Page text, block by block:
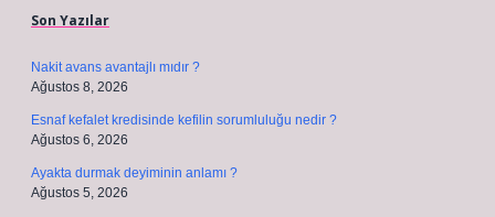
Son Yazılar
Nakit avans avantajlı mıdır ?
Ağustos 8, 2026
Esnaf kefalet kredisinde kefilin sorumluluğu nedir ?
Ağustos 6, 2026
Ayakta durmak deyiminin anlamı ?
Ağustos 5, 2026